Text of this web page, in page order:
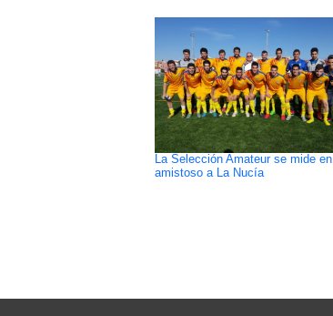
La Selección Amateur se mide en
amistoso a La Nucía